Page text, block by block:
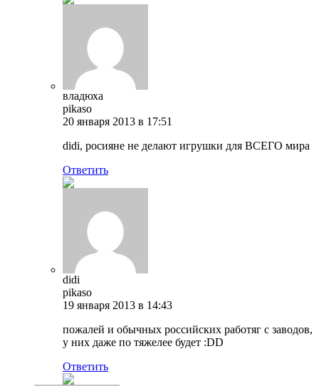
владюха
pikaso
20 января 2013 в 17:51
didi, росияне не делают игрушки для ВСЕГО мира
Ответить
didi
pikaso
19 января 2013 в 14:43
пожалей и обычных российских работяг с заводов,
у них даже по тяжелее будет :DD
Ответить